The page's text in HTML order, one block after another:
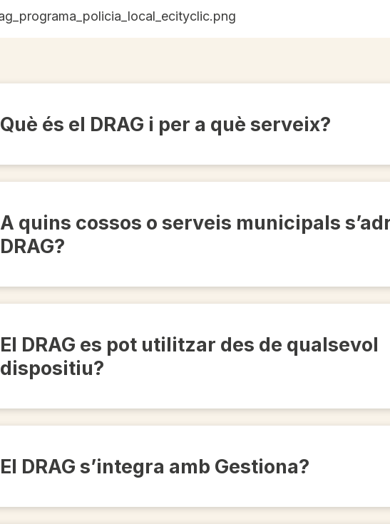
Què és el DRAG i per a què serveix?
A quins cossos o serveis municipals
DRAG?
El DRAG es pot utilitzar des de qualsevol
dispositiu?
El DRAG s’integra amb Gestiona?